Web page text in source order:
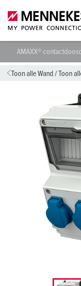
AMAXX®
Toon alle Wand /Toon